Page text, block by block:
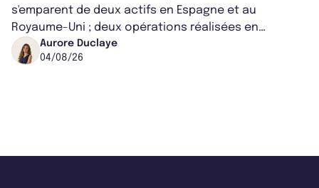
s'emparent de deux actifs en Espagne et au
Royaume-Uni ; deux opérations réalisées en
partenariat. Ces co-acquisitions permettent a...
Aurore Duclaye
04/08/26